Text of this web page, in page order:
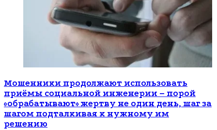
Мошенники продолжают использовать
приёмы социальной инженерии – порой
«обрабатывают» жертву не один день, шаг за
шагом подталкивая к нужному им
решению